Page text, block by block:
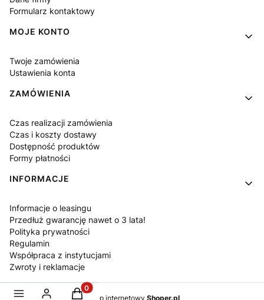
Formularz kontaktowy
MOJE KONTO
Twoje zamówienia
Ustawienia konta
ZAMÓWIENIA
Czas realizacji zamówienia
Czas i koszty dostawy
Dostępność produktów
Formy płatności
INFORMACJE
Informacje o leasingu
Przedłuż gwarancję nawet o 3 lata!
Polityka prywatności
Regulamin
Współpraca z instytucjami
Zwroty i reklamacje
Sklep internetowy Shoper.pl
Produkty w koszyku: 0. Zobacz szczegóły